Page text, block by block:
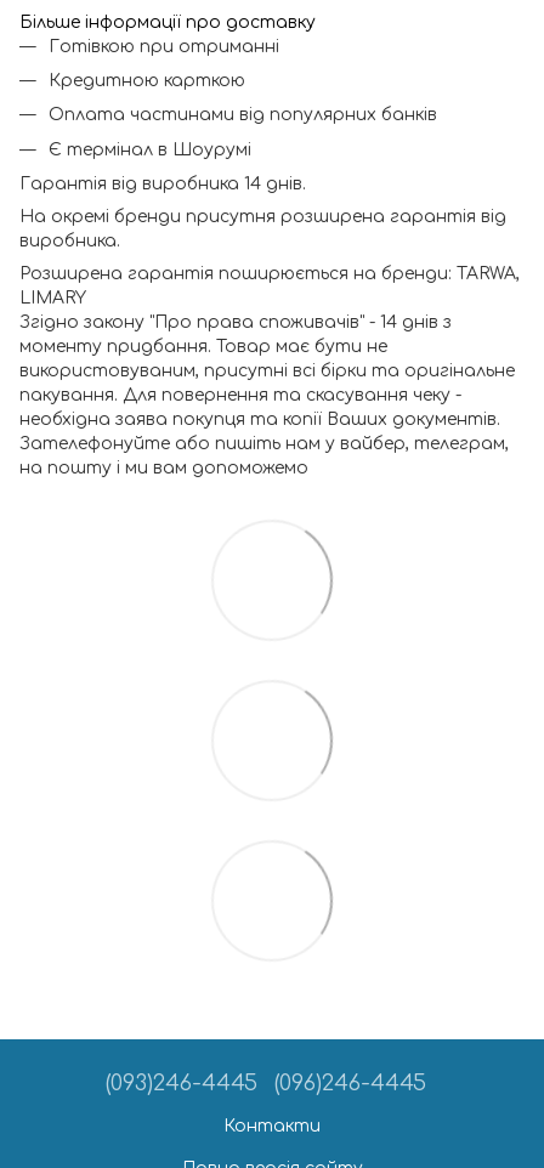
Більше інформації про доставку
Готівкою при отриманні
Кредитною карткою
Оплата частинами від популярних банків
Є термінал в Шоурумі
Гарантія від виробника 14 днів.
На окремі бренди присутня розширена гарантія від
виробника.
Розширена гарантія поширюється на бренди: TARWA,
LIMARY
Згідно закону "Про права споживачів" - 14 днів з
моменту придбання. Товар має бути не
використовуваним, присутні всі бірки та оригінальне
пакування. Для повернення та скасування чеку -
необхідна заява покупця та копії Ваших документів.
Зателефонуйте або пишіть нам у вайбер, телеграм,
на пошту і ми вам допоможемо
(093)246-4445 (096)246-4445
Контакти